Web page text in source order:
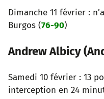
Dimanche 11 février :
Burgos (76-90)
Andrew Albicy
Samedi 10 février : 13
interception en 24